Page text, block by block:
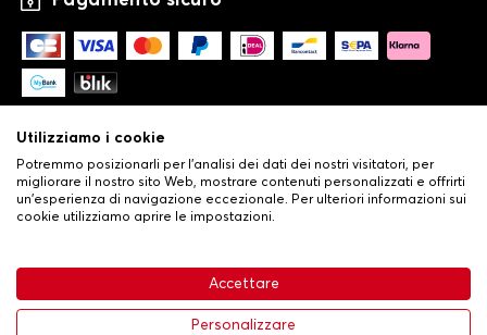
63,99 € Aggiungi al carrello
Condizioni generali di vendita•
Politica sulla privacy e sui cookie•Livraison
Utilizziamo i cookie
Potremmo posizionarli per l'analisi dei dati dei nostri visitatori, per
migliorare il nostro sito Web, mostrare contenuti personalizzati e offrirti
un'esperienza di navigazione eccezionale. Per ulteriori informazioni sui
cookie utilizziamo aprire le impostazioni.
Accettare
Personalizzare